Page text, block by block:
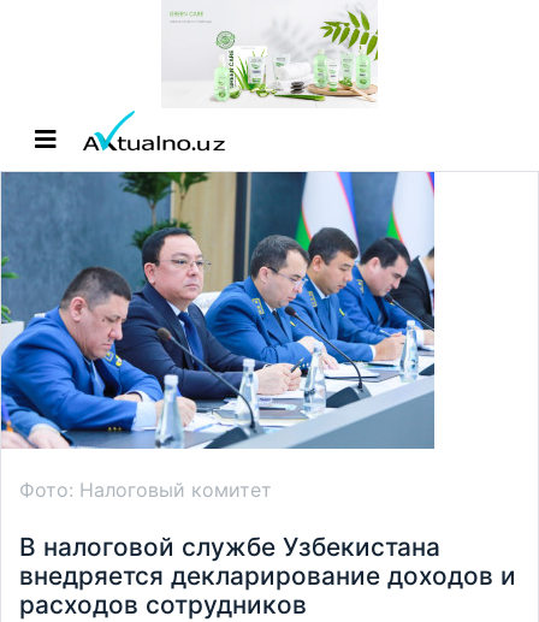
Фото: Налоговый комитет
В налоговой службе Узбекистана
внедряется декларирование доходов и
расходов сотрудников